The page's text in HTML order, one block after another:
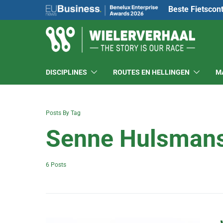
Beste
DISCIPLINES ROUTES EN HELLINGEN
Posts By Tag
Senne
6 Posts